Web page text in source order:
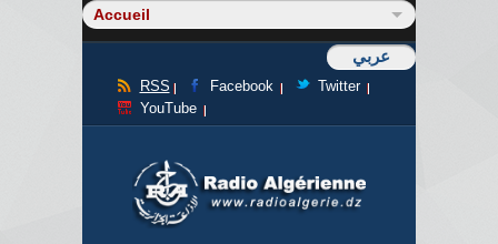
عربي
RSS Facebook
Twitter
YouTube